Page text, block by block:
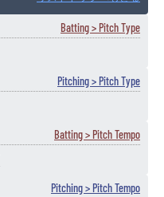
Batting > Pitch Type
Pitching > Pitch Type
Batting > Pitch Tempo
Pitching > Pitch Tempo